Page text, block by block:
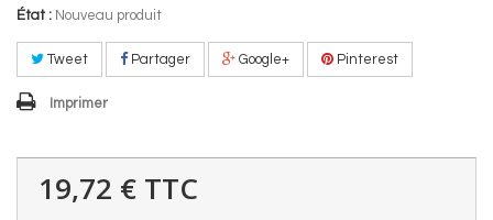
État : Nouveau produit
Tweet Partager Google+ Pinterest
Imprimer
19,72 € TTC